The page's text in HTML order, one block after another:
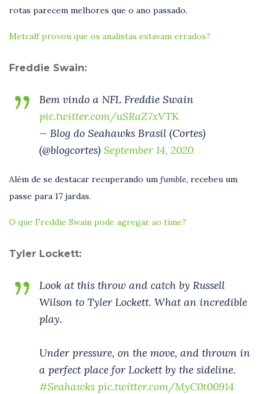
rotas parecem melhores que o ano passado.
Metcalf provou que os analistas estavam errados?
Freddie Swain:
Bem vindo a NFL Freddie Swain
pic.twitter.com/uSRaZ7xVTK
— Blog do Seahawks Brasil (Cortes)
(@blogcortes) September 14, 2020
Além de se destacar recuperando um fumble, recebeu um
passe para 17 jardas.
O que Freddie Swain pode agregar ao time?
Tyler Lockett:
Look at this throw and catch by Russell
Wilson to Tyler Lockett. What an incredible
play.
Under pressure, on the move, and thrown in
a perfect place for Lockett by the sideline.
#Seahawks pic.twitter.com/MyC0t00914